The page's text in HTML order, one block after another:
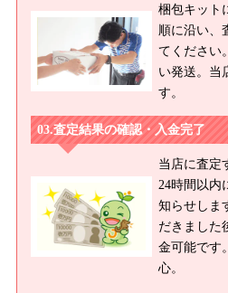
梱包キット
順に沿い、
てください
い発送。当
す。
査定結果の確認・入金完了
当店に査定
24時間以内
知らせしま
だきました
金可能です
心。